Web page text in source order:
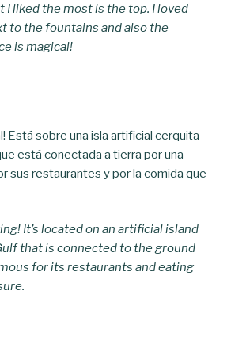
I liked the most is the top. I loved
to the fountains and also the
is magical!
Está sobre una isla artificial cerquita
está conectada a tierra por una
sus restaurantes y por la comida que
It’s located on an artificial island
that is connected to the ground
for its restaurants and eating